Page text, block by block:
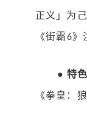
正义」为
《街霸6》
● 特色
《拳皇：